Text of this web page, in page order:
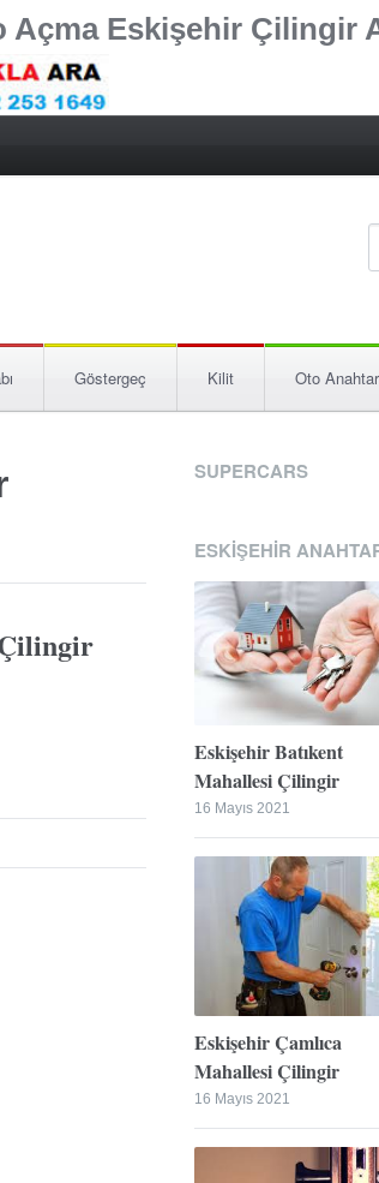
Açma Eskişehir Çilingir
Göstergeç Kilit Oto
SUPERCARS
ESKIŞEHIR
Eskişehir Batıkent
Mahallesi Çilingir
16 Mayıs 2021
Eskişehir Çamlıca
Mahallesi Çilingir
16 Mayıs 2021